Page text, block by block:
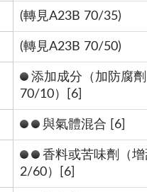
(轉見A23B 70/35)
(轉見A23B 70/50)
添加成分（加防腐
70/10）[6]
與氣體混合 [6]
香料或苦味劑（
2/60）[6]